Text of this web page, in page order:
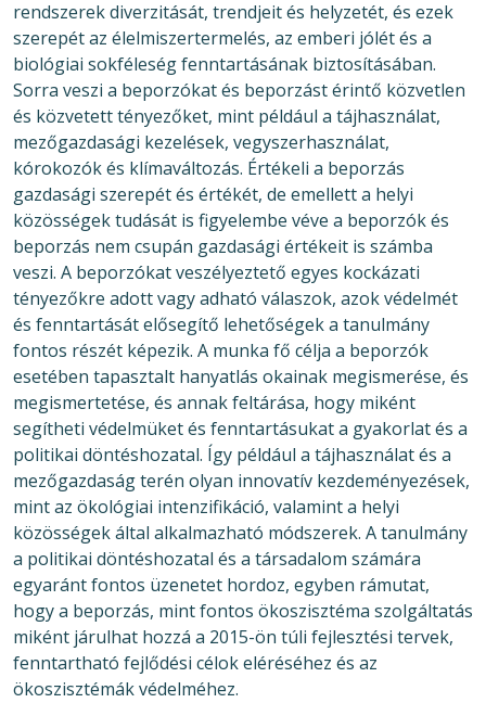
rendszerek diverzitását, trendjeit és helyzetét, és ezek
szerepét az élelmiszertermelés, az emberi jólét és a
biológiai sokféleség fenntartásának biztosításában.
Sorra veszi a beporzókat és beporzást érintő közvetlen
és közvetett tényezőket, mint például a tájhasználat,
mezőgazdasági kezelések, vegyszerhasználat,
kórokozók és klímaváltozás. Értékeli a beporzás
gazdasági szerepét és értékét, de emellett a helyi
közösségek tudását is figyelembe véve a beporzók és
beporzás nem csupán gazdasági értékeit is számba
veszi. A beporzókat veszélyeztető egyes kockázati
tényezőkre adott vagy adható válaszok, azok védelmét
és fenntartását elősegítő lehetőségek a tanulmány
fontos részét képezik. A munka fő célja a beporzók
esetében tapasztalt hanyatlás okainak megismerése, és
megismertetése, és annak feltárása, hogy miként
segítheti védelmüket és fenntartásukat a gyakorlat és a
politikai döntéshozatal. Így például a tájhasználat és a
mezőgazdaság terén olyan innovatív kezdeményezések,
mint az ökológiai intenzifikáció, valamint a helyi
közösségek által alkalmazható módszerek. A tanulmány
a politikai döntéshozatal és a társadalom számára
egyaránt fontos üzenetet hordoz, egyben rámutat,
hogy a beporzás, mint fontos ökoszisztéma szolgáltatás
miként járulhat hozzá a 2015-ön túli fejlesztési tervek,
fenntartható fejlődési célok eléréséhez és az
ökoszisztémák védelméhez.